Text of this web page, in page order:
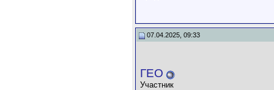
07.04.2025, 09:33
ГЕО
Участник